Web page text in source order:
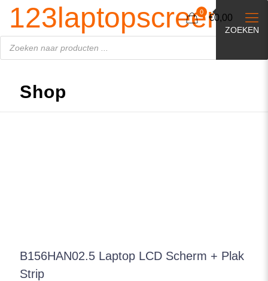
123laptopscreen.nl
zoeken
ZOEKEN
0
€0,00
Shop
B156HAN02.5 Laptop LCD Scherm + Plak
Strip